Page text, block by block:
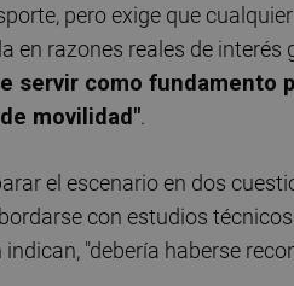
pero exige que
razones reales de interés
servir como fundamento
movilidad".
el escenario en dos
con estudios
indican, "debería haberse